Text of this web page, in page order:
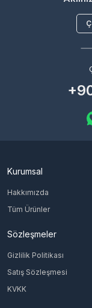
Kurumsal
Hakkımızda
Tüm Ürünler
Sözleşmeler
Gizlilik Politikası
Satış Sözleşmesi
KVKK